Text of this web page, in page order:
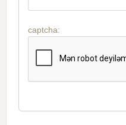
captcha: